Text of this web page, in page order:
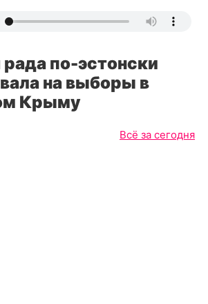
рада по-эстонски
на выборы в
Крыму
Всё за сегодня